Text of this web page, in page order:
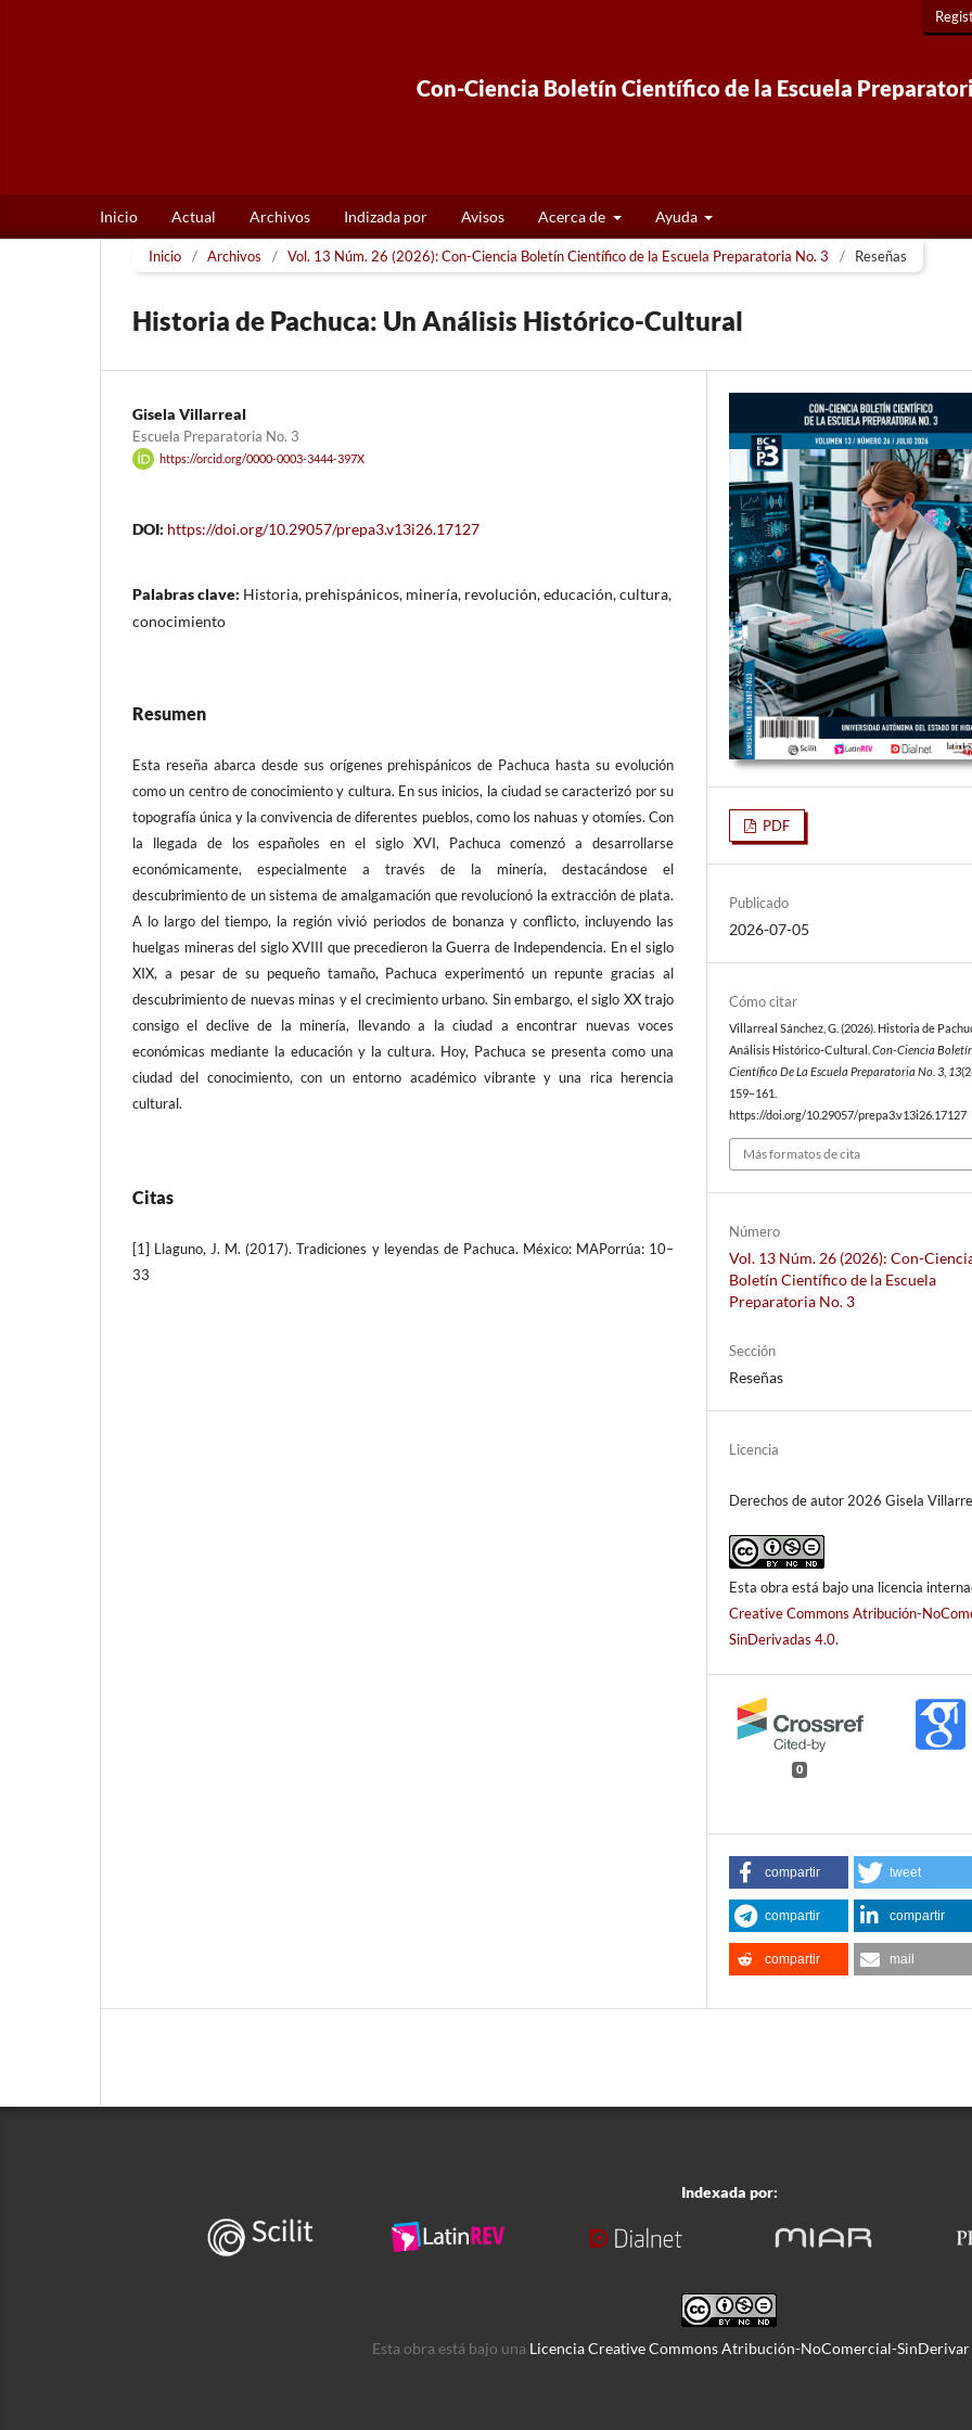
Con-Ciencia Boletín Científico de la Escuela
Inicio Actual Archivos Indizada por Avisos Acerca de Ayuda
Inicio / Archivos / Vol. 13 Núm. 26 (2026): Con-Ciencia Boletín Científico de la Escuela Preparatoria No. 3 / Reseñas
Historia de Pachuca: Un Análisis Histórico-Cultural
Gisela Villarreal
Escuela Preparatoria No. 3
https://orcid.org/0000-0003-3444-397X
DOI: https://doi.org/10.29057/prepa3.v13i26.17127
Palabras clave: Historia, prehispánicos, minería, revolución, educación, cultura,
conocimiento
Resumen
Esta reseña abarca desde sus orígenes prehispánicos de Pachuca hasta su evolución
como un centro de conocimiento y cultura. En sus inicios, la ciudad se caracterizó por su
topografía única y la convivencia de diferentes pueblos, como los nahuas y otomíes. Con
la llegada de los españoles en el siglo XVI, Pachuca comenzó a desarrollarse
económicamente, especialmente a través de la minería, destacándose el
descubrimiento de un sistema de amalgamación que revolucionó la extracción de plata.
A lo largo del tiempo, la región vivió periodos de bonanza y conflicto, incluyendo las
huelgas mineras del siglo XVIII que precedieron la Guerra de Independencia. En el siglo
XIX, a pesar de su pequeño tamaño, Pachuca experimentó un repunte gracias al
descubrimiento de nuevas minas y el crecimiento urbano. Sin embargo, el siglo XX trajo
consigo el declive de la minería, llevando a la ciudad a encontrar nuevas voces
económicas mediante la educación y la cultura. Hoy, Pachuca se presenta como una
ciudad del conocimiento, con un entorno académico vibrante y una rica herencia
cultural.
Citas
[1] Llaguno, J. M. (2017). Tradiciones y leyendas de Pachuca. México: MAPorrúa: 10–
33
PDF
Publicado
2026-07-05
Cómo citar
Villarreal Sánchez, G. (2026). Historia de
Análisis Histórico-Cultural.Con-Ciencia
Científico De La Escuela Preparatoria No. 3 13
159–161.
https://doi.org/10.29057/prepa3.v13i26.17127
Más formatos de cita
Número
Vol. 13 Núm. 26 (2026): Con-
Boletín Científico de la Escuela
Preparatoria No. 3
Sección
Reseñas
Licencia
Derechos de autor 2026 Gisela
Esta obra está bajo una licencia
Creative Commons Atribución-
SinDerivadas 4.0.
0
compartir tweet
compartir compartir
compartir mail
Indexada por:
Esta obra está bajo una Licencia Creative Commons Atribución-NoComercial-